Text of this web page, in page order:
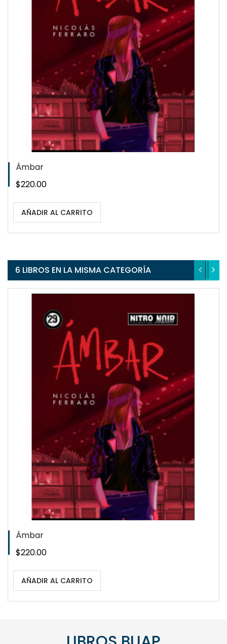
Ámbar
Precio
$220.00
AÑADIR AL CARRITO
QUICKVIEW
WISHLIST
6 LIBROS EN LA MISMA CATEGORÍA
Ámbar
Precio
$220.00
AÑADIR AL CARRITO
QUICKVIEW
WISHLIST